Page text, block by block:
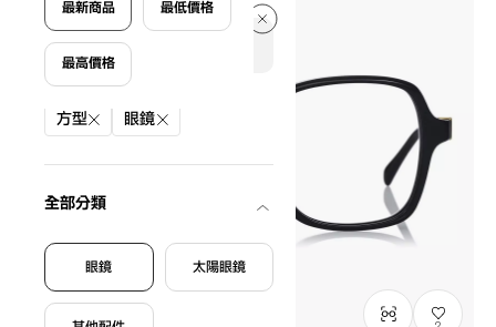
173 件
篩選條件
方型 眼鏡
全部分類
眼鏡 太陽眼鏡
最新商品 最低價格
最高價格